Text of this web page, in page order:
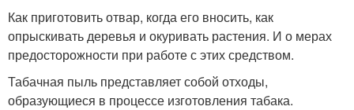
Как приготовить отвар, когда его вносить, как
опрыскивать деревья и окуривать растения. И о мерах
предосторожности при работе с этих средством.
Табачная пыль представляет собой отходы,
образующиеся в процессе изготовления табака.